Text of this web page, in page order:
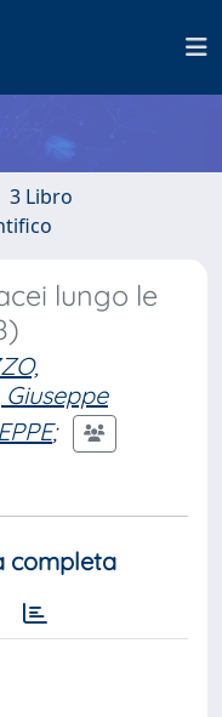
3 Libro
lungo le
Giuseppe
;
completa